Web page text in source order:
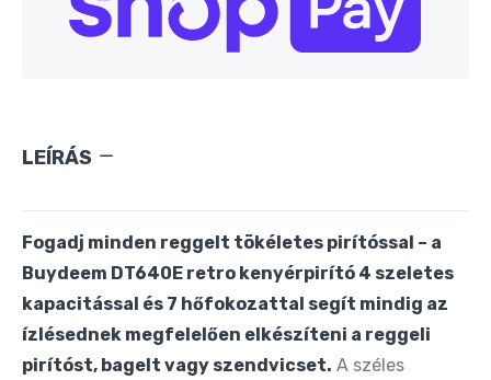
Oté Hordozható Szódagép 450 ml + 20 db
CO₂ patron – Zöld
CO₂ patron – Ezüst
Oté Hordozható Szódagép 450 ml + 20 db
CO₂ patron – Rózsaszín
9.890 Ft 20.090 Ft
LEÍRÁS
Fogadj minden reggelt tökéletes pirítóssal – a
Buydeem DT640E retro kenyérpirító 4 szeletes
kapacitással és 7 hőfokozattal segít mindig az
ízlésednek megfelelően elkészíteni a reggeli
pirítóst, bagelt vagy szendvicset. A széles